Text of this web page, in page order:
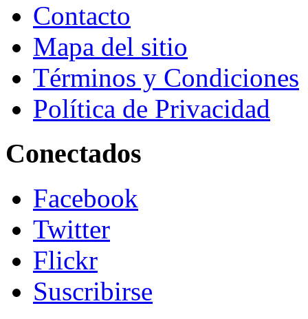
Contacto
Mapa del sitio
Términos y Condiciones
Política de Privacidad
Conectados
Facebook
Twitter
Flickr
Suscribirse